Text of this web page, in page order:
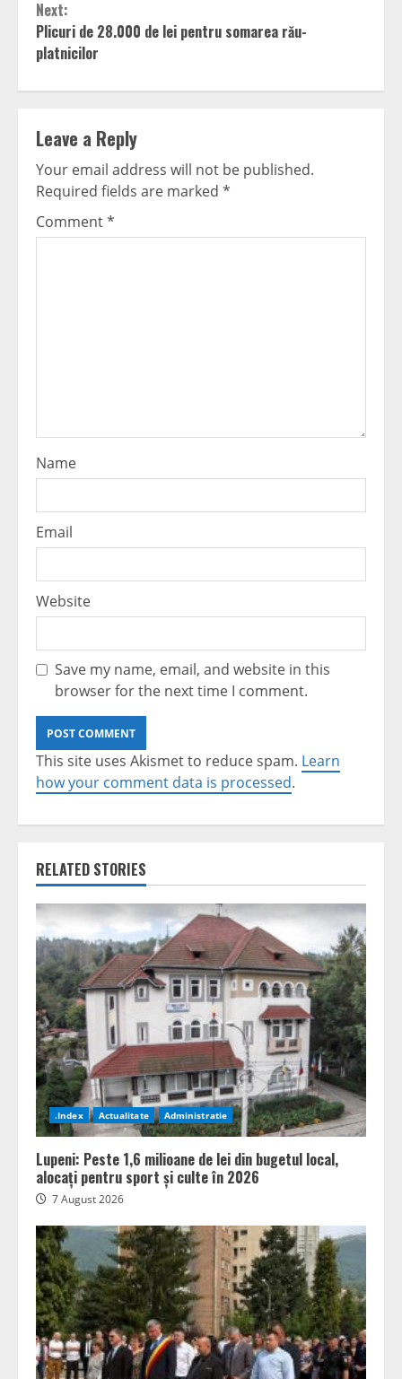
Next:
Plicuri de 28.000 de lei pentru somarea rău-
platnicilor
Leave a Reply
Your email address will not be published.
Required fields are marked *
Comment*
Name
Email
Website
Save my name, email, and website in this
browser for the next time I comment.
This site uses Akismet to reduce spam. Learn
how your comment data is processed.
RELATED STORIES
.Index Actualitate Administratie
Lupeni: Peste 1,6 milioane de lei din bugetul local,
alocați pentru sport și culte în 2026
7 August 2026